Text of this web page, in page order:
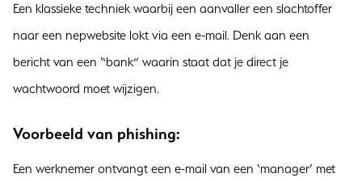
Een klassieke techniek waarbij een aanvaller een slachtoffer
naar een nepwebsite lokt via een e-mail. Denk aan een
bericht van een “bank” waarin staat dat je direct je
wachtwoord moet wijzigen.
Voorbeeld van phishing:
Een werknemer ontvangt een e-mail van een ‘manager’ met